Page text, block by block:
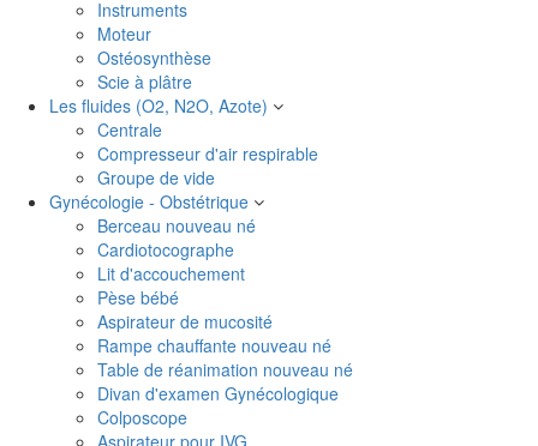
Instruments
Moteur
Ostéosynthèse
Scie à plâtre
Les fluides (O2, N2O, Azote)
Centrale
Compresseur d'air respirable
Groupe de vide
Gynécologie - Obstétrique
Berceau nouveau né
Cardiotocographe
Lit d'accouchement
Pèse bébé
Aspirateur de mucosité
Rampe chauffante nouveau né
Table de réanimation nouveau né
Divan d'examen Gynécologique
Colposcope
Aspirateur pour IVG